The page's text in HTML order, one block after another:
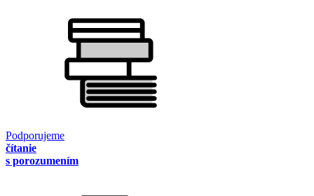
Podporujeme
čítanie
s porozumením